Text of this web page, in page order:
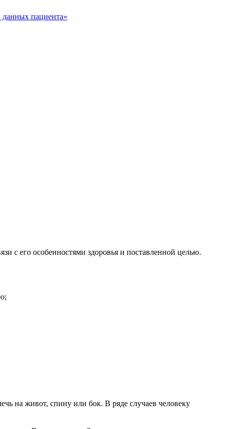
данных пациента»
с его особенностями здоровья и поставленной целью.
на живот, спину или бок. В ряде случаев человеку